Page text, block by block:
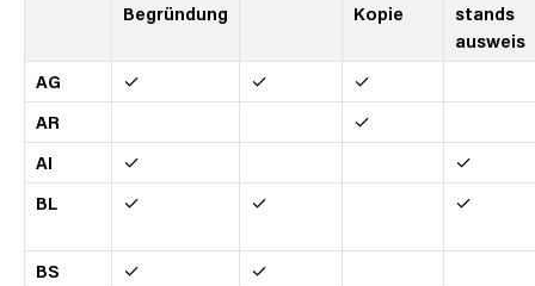
Begründung
Kopie
stands­
ausweis
AG
✓ ✓
✓
AR
✓
AI
✓
✓
BL
✓ ✓ ✓
BS ✓
✓